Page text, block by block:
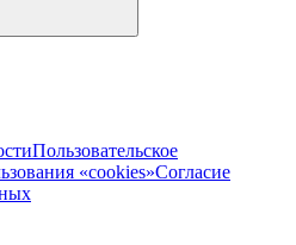
Пользовательское
«cookies»Согласие